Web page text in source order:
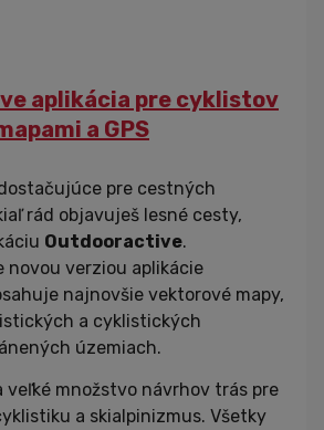
Do košíka
aplikácia pre cyklistov
a GPS
pre cestných
rád objavuješ lesné cesty,
Outdooractive.
novou verziou aplikácie
najnovšie vektorové mapy,
a cyklistických
územiach.
veľké množstvo návrhov trás pre
a skialpinizmus. Všetky